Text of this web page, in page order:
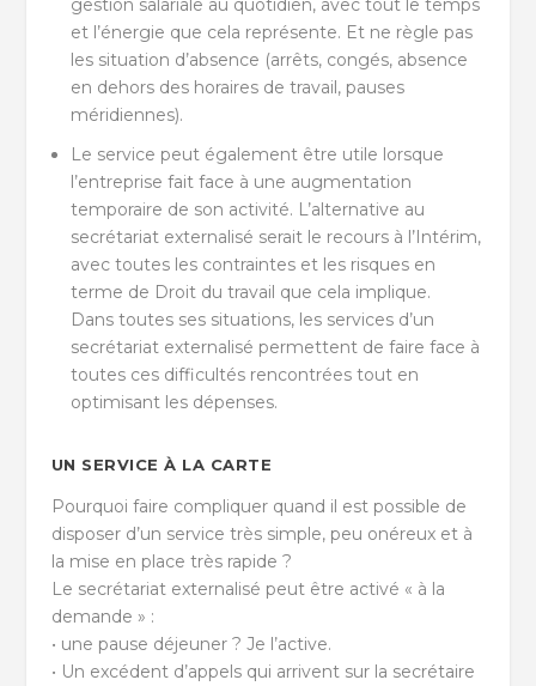
gestion salariale au quotidien, avec tout le temps
et l’énergie que cela représente. Et ne règle pas
les situation d’absence (arrêts, congés, absence
en dehors des horaires de travail, pauses
méridiennes).
Le service peut également être utile lorsque
l’entreprise fait face à une augmentation
temporaire de son activité. L’alternative au
secrétariat externalisé serait le recours à l’Intérim,
avec toutes les contraintes et les risques en
terme de Droit du travail que cela implique.
Dans toutes ses situations, les services d’un
secrétariat externalisé permettent de faire face à
toutes ces difficultés rencontrées tout en
optimisant les dépenses.
UN SERVICE À LA CARTE
Pourquoi faire compliquer quand il est possible de
disposer d’un service très simple, peu onéreux et à
la mise en place très rapide ?
Le secrétariat externalisé peut être activé « à la
demande » :
• une pause déjeuner ? Je l’active.
• Un excédent d’appels qui arrivent sur la secrétaire